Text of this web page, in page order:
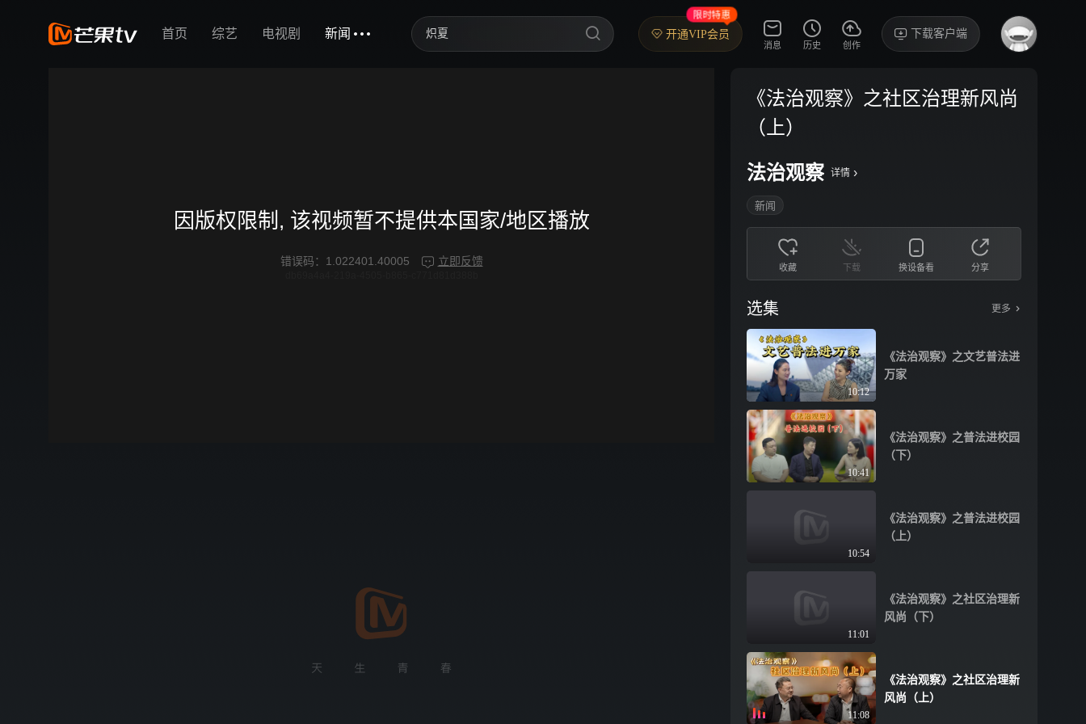
首页 综艺 电视剧 新闻 炽夏
忙忙碌碌寻宝藏2
开通VIP会员
限时特惠
消息 历史 创作
下载客户端
因版权限制, 该视频暂不提供本国家/地区播放
错误码： 1.022401.40005 立即反馈
《法治观察》之社区治理新风尚
（上）
法治观察 详情 ›
新闻
收藏 下载 换设备看 分享
选集 更多
10:12
《法治观察》之文艺普法进
万家
10:41
《法治观察》之普法进校园
（下）
10:54
《法治观察》之普法进校园
（上）
11:01
《法治观察》之社区治理新
风尚（下）
11:08
《法治观察》之社区治理新
风尚（上）